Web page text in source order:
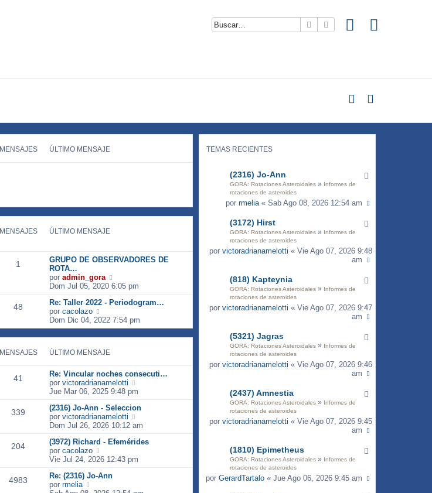
Buscar Búsqueda avanzada
TEMAS RECIENTES
(2316) Jo-Ann
GORA: Rotaciones Asteroidales » Informes de
rotaciones de asteroides
porrmelia« Sab Ago 08, 2026 12:54 am
(3172) Hirst
GORA: Rotaciones Asteroidales » Informes de
rotaciones de asteroides
por victoradrianamelotti « Vie Ago 07, 2026 9:48
am
(818) Kapteynia
GORA: Rotaciones Asteroidales » Informes de
rotaciones de asteroides
por victoradrianamelotti « Vie Ago 07, 2026 9:47
am
(5321) Jagras
GORA: Rotaciones Asteroidales » Informes de
rotaciones de asteroides
por victoradrianamelotti « Vie Ago 07, 2026 9:46
am
(2437) Amnestia
GORA: Rotaciones Asteroidales » Informes de
rotaciones de asteroides
por victoradrianamelotti « Vie Ago 07, 2026 9:45
am
(1810) Epimetheus
GORA: Rotaciones Asteroidales » Informes de
rotaciones de asteroides
porGerardTartalo « Jue Ago 06, 2026 9:45 am
MENSAJES ÚLTIMO MENSAJE
MENSAJES ÚLTIMO MENSAJE
1
GRUPO DE OBSERVADORES DE
ROTA…
por admin_gora
e
r
ú
t
i
m
e
n
s
a
j
e
Dom Jul 05, 2020 6:05 pm
48
Re: Taller 2022 - Periodogram…
por cacolazo
e
r
ú
t
i
m
o
m
e
n
s
a
j
e
Dom Dic 04, 2022 7:54 pm
MENSAJES ÚLTIMO MENSAJE
41
Re: Vincular noches consecuti…
por victoradrianamelotti
e
r
ú
t
i
m
m
e
Jue Mar 06, 2025 9:48 pm
339
(2316) Jo-Ann - Seleccion
por victoradrianamelotti
e
r
ú
t
i
Dom Jul 26, 2026 10:12 am
204
(3972) Richard - Efemérides
por cacolazo
e
r
ú
Vie Jul 24, 2026 12:43 pm
4983
Re: (2316) Jo-Ann
por rmelia